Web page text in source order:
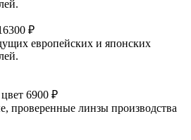
₽
европейских и японских
6900 ₽
проверенные линзы производства